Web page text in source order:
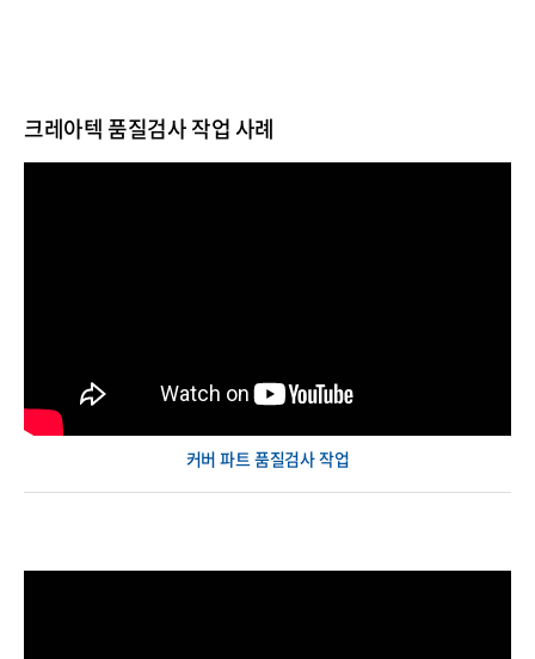
크레아텍 품질검사 작업 사례
커버 파트 품질검사 작업